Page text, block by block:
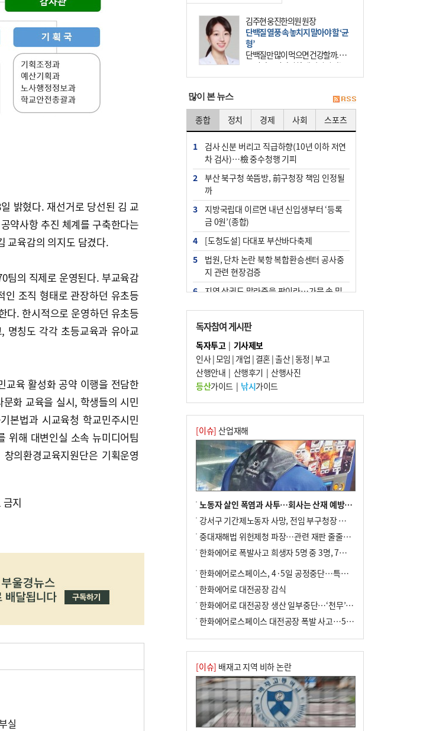
밝혔다. 재선거로 당선된 김 교
약사항 추진 체계를 구축한다는
교육감의 의지도 담겼다.
팀의 직제로 운영된다. 부교육감
인 조직 형태로 관장하던 유초등
다. 한시적으로 운영하던 유초등
명칭도 각각 초등교육과 유아교
교육 활성화 공약 이행을 전담한
화 교육을 실시, 학생들의 시민
본법과 시교육청 학교민주시민
위해 대변인실 소속 뉴미디어팀
의환경교육지원단은 기획운영
지
실
김주현 웅진한의원 원장
단백질 열풍 속 놓치지 말아야 할 ‘균
형’
단백질만 많이 먹으면 건강할까. 요
즘 건강을 이야기할 때 빠지지 않는
키워드가 단백질이다. 헬스장을 다니
많이 본 뉴스
종합 정치 경제 사회 스포츠
1
검사 신분 버리고 직급하향(10년 이하 저연
차 검사)…檢 중수청행 기피
2
부산 북구청 쑥뜸방, 前구청장 책임 인정될
까
3
지방국립대 이르면 내년 신입생부터 ‘등록
금 0원’(종합)
4
[도청도설] 다대포 부산바다축제
5
법원, 단차 논란 북항 복합환승센터 공사중
지 관련 현장검증
6
지역 상권도 말라죽을 판이라…가뭄 속 밀
7
통영시민 추석 전 35만 원 받는다
8
해양수산부 신청사 북항재개발 부지에 짓
는다
9
부산 철강공장 50대 노동자 추락사
10 국힘 부산시당, ‘정이한 조력’ 시의원 윤리
위에…‘한동훈 지지’도 신고접수
독자참여 게시판
독자투고| 기사제보
인사|모임 | 개업 | 결혼|출산|동정 |부고
산행안내 | 산행후기 | 산행사진
등산가이드| 낚시가이드
[이슈] 산업재해
노동자 살인 폭염과 사투…회사는 산재 예방·전기료 절감 전력
강서구 기간제노동자 사망, 전임 부구청장 檢 송치
중대재해법 위헌제청 파장…관련 재판 줄줄이 브레이크
한화에어로 폭발사고 희생자 5명 중 3명, 7일 영면
한화에어로스페이스, 4·5일 공정중단…특별 안전점검
한화에어로 대전공장 감식
한화에어로 대전공장 생산 일부중단…‘천무’ 수출 비상
한화에어로스페이스 대전공장 폭발 사고…5명 사망·2명 부상(종합)
[이슈] 배재고 지역 비하 논란